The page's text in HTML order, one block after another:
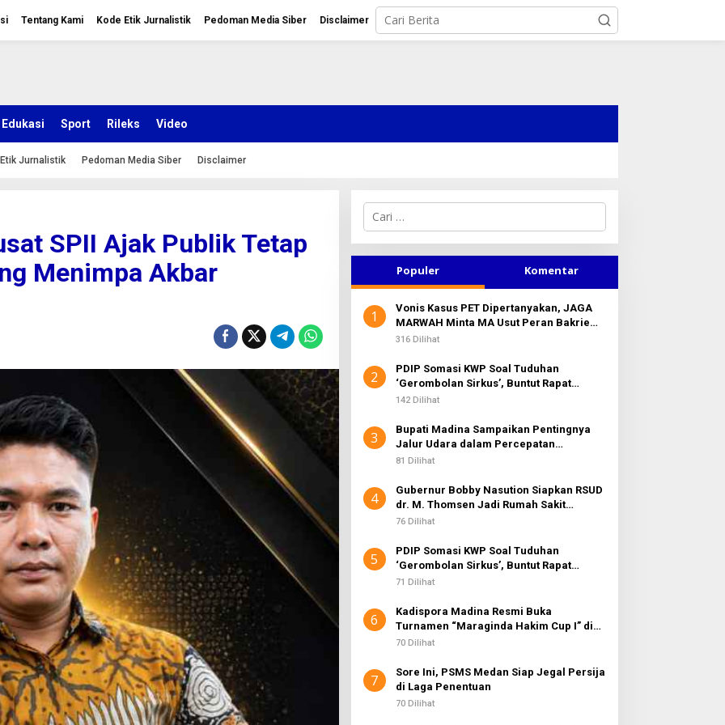
Tentang Kami Kode Etik Jurnalistik Pedoman Media Siber Disclaimer
Edukasi Sport Rileks Video
Etik Jurnalistik Pedoman Media Siber Disclaimer
SPII Ajak Publik Tetap
Menimpa Akbar
C
i
n
u
k
Populer Komentar
1
Vonis Kasus PET Dipertanyakan, JAGA
MARWAH Minta MA Usut Peran Bakrie
Group
316 Dilihat
2
PDIP Somasi KWP Soal Tuduhan
‘Gerombolan Sirkus’, Buntut Rapat
Komisi II Dipimpin Sufmi Dasco Ahmad
142 Dilihat
3
Bupati Madina Sampaikan Pentingnya
Jalur Udara dalam Percepatan
Pembangunan
81 Dilihat
4
Gubernur Bobby Nasution Siapkan RSUD
dr. M. Thomsen Jadi Rumah Sakit
Regional Kepulauan Nias
76 Dilihat
5
PDIP Somasi KWP Soal Tuduhan
‘Gerombolan Sirkus’, Buntut Rapat
Komisi II Dipimpin Sufmi Dasco Ahmad
71 Dilihat
6
Kadispora Madina Resmi Buka
Turnamen “Maraginda Hakim Cup I” di
Kotanopan
70 Dilihat
7
Sore Ini, PSMS Medan Siap Jegal Persija
di Laga Penentuan
70 Dilihat